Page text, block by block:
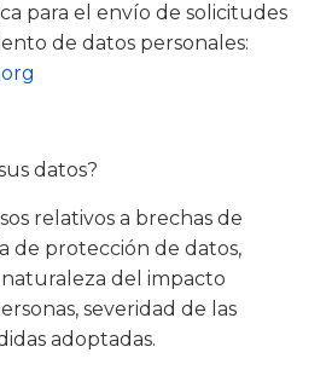
para el envío de solicitudes
de datos personales:
datos?
relativos a brechas de
de protección de datos,
del impacto
severidad de las
adoptadas.